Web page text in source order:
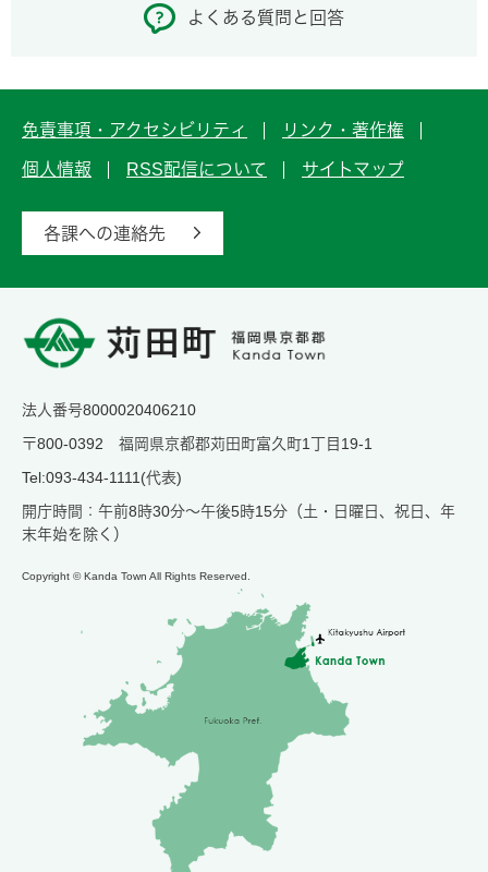
よくある質問と回答
免責事項・アクセシビリティ リンク・著作権
個人情報 RSS配信について サイトマップ
各課への連絡先
法人番号8000020406210
〒800-0392 福岡県京都郡苅田町富久町1丁目19-1
Tel:093-434-1111(代表)
開庁時間：午前8時30分～午後5時15分（土・日曜日、祝日、年
末年始を除く）
Copyright © Kanda Town All Rights Reserved.